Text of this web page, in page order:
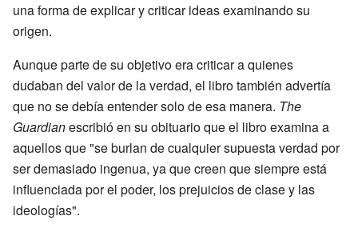
una forma de explicar y criticar ideas examinando su
origen.
Aunque parte de su objetivo era criticar a quienes
dudaban del valor de la verdad, el libro también advertía
que no se debía entender solo de esa manera. The
Guardianescribió en su obituario que el libro examina a
aquellos que "se burlan de cualquier supuesta verdad por
ser demasiado ingenua, ya que creen que siempre está
influenciada por el poder, los prejuicios de clase y las
ideologías".